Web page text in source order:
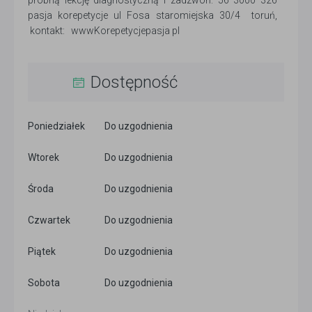
pasja korepetycje ul Fosa staromiejska 30/4 toruń,
kontakt: wwwKorepetycjepasja pl
Dostępność
Poniedziałek Do uzgodnienia
Wtorek Do uzgodnienia
Środa Do uzgodnienia
Czwartek Do uzgodnienia
Piątek Do uzgodnienia
Sobota Do uzgodnienia